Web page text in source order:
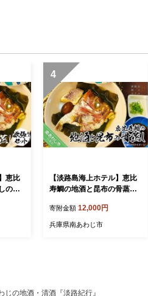
恵比
の欲
4
【淡路島海上ホテル】恵比
寿鯛の地酒と昆布の骨蒸し
寄附金額 12,000円
兵庫県南あわじ市
じの地酒・清酒『淡路紀行』